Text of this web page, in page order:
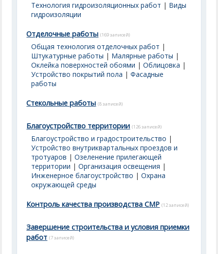
Технология гидроизоляционных работ | Виды
гидроизоляции
Отделочные работы (169 записей)
Общая технология отделочных работ |
Штукатурные работы | Малярные работы |
Оклейка поверхностей обоями |Облицовка |
Устройство покрытий пола |Фасадные
работы
Стекольные работы (8 записей)
Благоустройство территории (126 записей)
Благоустройство и градостроительство |
Устройство внутриквартальных проездов и
тротуаров |Озеленение прилегающей
территории |Организация освещения |
Инженерное благоустройство |Охрана
окружающей среды
Контроль качества производства СМР (12 записей)
Завершение строительства и условия приемки
работ (7 записей)